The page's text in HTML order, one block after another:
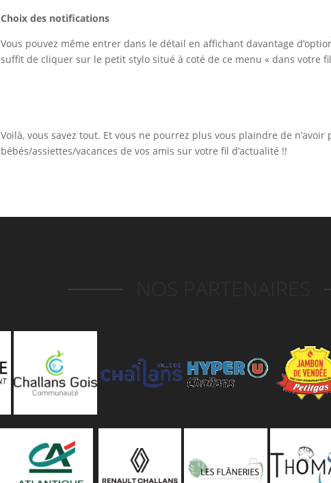
Choix des notifications
Vous pouvez même entrer dans le détail en affichant davantage
suffit de cliquer sur le petit stylo situé à coté de ce menu « dans votre fil
Voilà, vous savez tout. Et vous ne pourrez plus vous plaindre de
bébés/assiettes/vacances de vos amis sur votre fil d’actualité !!